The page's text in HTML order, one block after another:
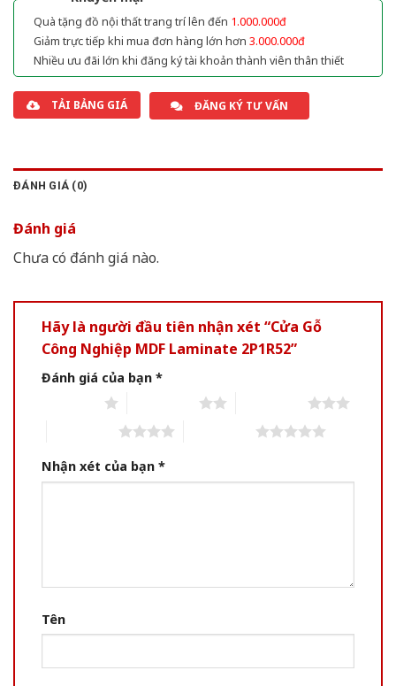
Quà tặng đồ nội thất trang trí lên đến 1.000.000đ
Giảm trực tiếp khi mua đơn hàng lớn hơn 3.000.000đ
Nhiều ưu đãi lớn khi đăng ký tài khoản thành viên thân thiết
TẢI BẢNG GIÁ ĐĂNG KÝ TƯ VẤN
ĐÁNH GIÁ (0)
Đánh giá
Chưa có đánh giá nào.
Hãy là người đầu tiên nhận xét “Cửa Gỗ
Công Nghiệp MDF Laminate 2P1R52”
Đánh giá của bạn *
Nhận xét của bạn *
Tên